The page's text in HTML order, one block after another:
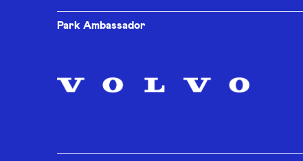
Park Ambassador